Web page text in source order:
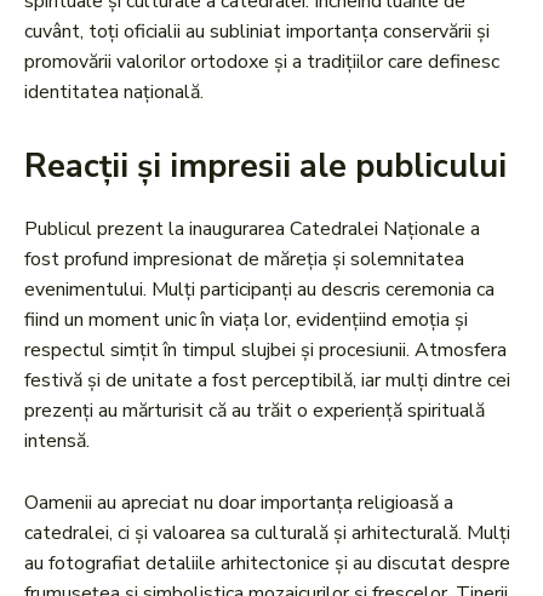
cuvânt, toți oficialii au subliniat importanța conservării și
promovării valorilor ortodoxe și a tradițiilor care definesc
identitatea națională.
Reacții și impresii ale publicului
Publicul prezent la inaugurarea Catedralei Naționale a
fost profund impresionat de măreția și solemnitatea
evenimentului. Mulți participanți au descris ceremonia ca
fiind un moment unic în viața lor, evidențiind emoția și
respectul simțit în timpul slujbei și procesiunii. Atmosfera
festivă și de unitate a fost perceptibilă, iar mulți dintre cei
prezenți au mărturisit că au trăit o experiență spirituală
intensă.
Oamenii au apreciat nu doar importanța religioasă a
catedralei, ci și valoarea sa culturală și arhitecturală. Mulți
au fotografiat detaliile arhitectonice și au discutat despre